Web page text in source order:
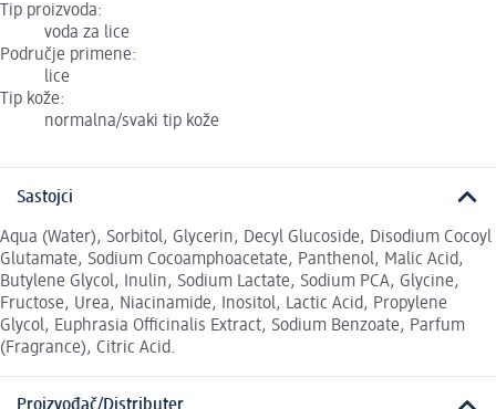
Tip proizvoda:
voda za lice
Područje primene:
lice
Tip kože:
normalna/svaki tip kože
Sastojci
Aqua (Water), Sorbitol, Glycerin, Decyl Glucoside, Disodium Cocoyl
Glutamate, Sodium Cocoamphoacetate, Panthenol, Malic Acid,
Butylene Glycol, Inulin, Sodium Lactate, Sodium PCA, Glycine,
Fructose, Urea, Niacinamide, Inositol, Lactic Acid, Propylene
Glycol, Euphrasia Officinalis Extract, Sodium Benzoate, Parfum
(Fragrance), Citric Acid.